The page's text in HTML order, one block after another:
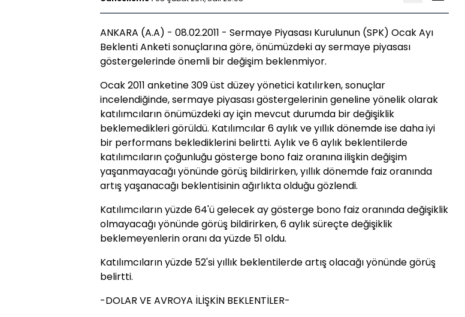
ANKARA (A.A) - 08.02.2011 - Sermaye Piyasası Kurulunun (SPK) Ocak Ayı
Beklenti Anketi sonuçlarına göre, önümüzdeki ay sermaye piyasası
göstergelerinde önemli bir değişim beklenmiyor.
Ocak 2011 anketine 309 üst düzey yönetici katılırken, sonuçlar
incelendiğinde, sermaye piyasası göstergelerinin geneline yönelik olarak
katılımcıların önümüzdeki ay için mevcut durumda bir değişiklik
beklemedikleri görüldü. Katılımcılar 6 aylık ve yıllık dönemde ise daha iyi
bir performans beklediklerini belirtti. Aylık ve 6 aylık beklentilerde
katılımcıların çoğunluğu gösterge bono faiz oranına ilişkin değişim
yaşanmayacağı yönünde görüş bildirirken, yıllık dönemde faiz oranında
artış yaşanacağı beklentisinin ağırlıkta olduğu gözlendi.
Katılımcıların yüzde 64'ü gelecek ay gösterge bono faiz oranında değişiklik
olmayacağı yönünde görüş bildirirken, 6 aylık süreçte değişiklik
beklemeyenlerin oranı da yüzde 51 oldu.
Katılımcıların yüzde 52'si yıllık beklentilerde artış olacağı yönünde görüş
belirtti.
-DOLAR VE AVROYA İLİŞKİN BEKLENTİLER-